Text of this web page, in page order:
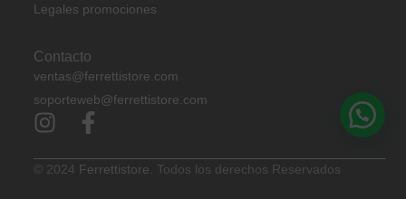
Legales promociones
Contacto
ventas@ferrettistore.com
soporteweb@ferrettistore.com
© 2024 Ferrettistore. Todos los derechos Reservados